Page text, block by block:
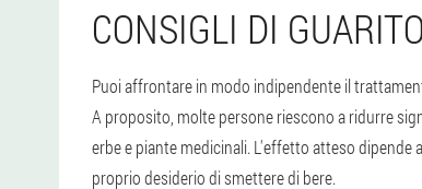
CONSIGLI DI
Puoi affrontare in modo indipendente il
A proposito, molte persone riescono a ridurre
erbe e piante medicinali. L'effetto atteso dipende
proprio desiderio di smettere di bere.